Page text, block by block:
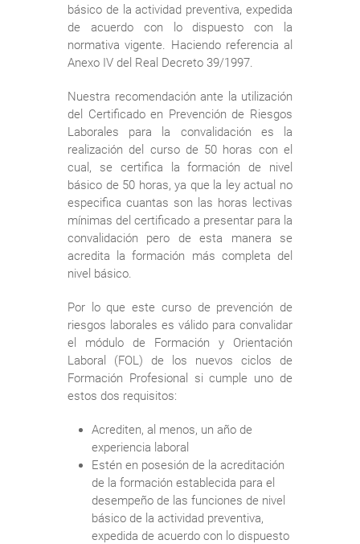
básico de la actividad preventiva, expedida
de acuerdo con lo dispuesto con la
normativa vigente. Haciendo referencia al
Anexo IV del Real Decreto 39/1997.
Nuestra recomendación ante la utilización
del Certificado en Prevención de Riesgos
Laborales para la convalidación es la
realización del curso de 50 horas con el
cual, se certifica la formación de nivel
básico de 50 horas, ya que la ley actual no
especifica cuantas son las horas lectivas
mínimas del certificado a presentar para la
convalidación pero de esta manera se
acredita la formación más completa del
nivel básico.
Por lo que este curso de prevención de
riesgos laborales es válido para convalidar
el módulo de Formación y Orientación
Laboral (FOL) de los nuevos ciclos de
Formación Profesional si cumple uno de
estos dos requisitos:
Acrediten, al menos, un año de
experiencia laboral
Estén en posesión de la acreditación
de la formación establecida para el
desempeño de las funciones de nivel
básico de la actividad preventiva,
expedida de acuerdo con lo dispuesto